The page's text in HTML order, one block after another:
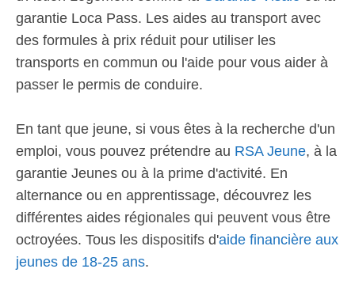
garantie Loca Pass. Les aides au transport avec
des formules à prix réduit pour utiliser les
transports en commun ou l'aide pour vous aider à
passer le permis de conduire.
En tant que jeune, si vous êtes à la recherche d'un
emploi, vous pouvez prétendre au RSA Jeune, à la
garantie Jeunes ou à la prime d'activité. En
alternance ou en apprentissage, découvrez les
différentes aides régionales qui peuvent vous être
octroyées. Tous les dispositifs d'aide financière aux
jeunes de 18-25 ans.